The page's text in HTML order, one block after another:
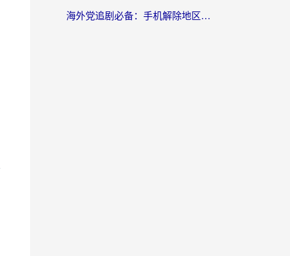
海外党追剧必备：手机解除地区限制app怎么选？解决央视视频&国内剧地区限制全指南